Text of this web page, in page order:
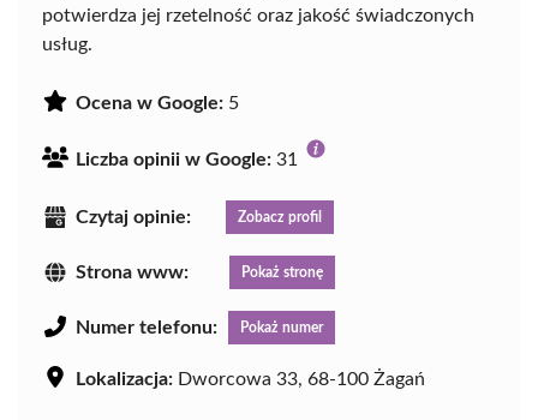
potwierdza jej rzetelność oraz jakość świadczonych
usług.
Ocena w Google: 5
Liczba opinii w Google: 31
Czytaj opinie: Zobacz profil
Strona www: Pokaż stronę
Numer telefonu: Pokaż numer
Lokalizacja: Dworcowa 33, 68-100 Żagań